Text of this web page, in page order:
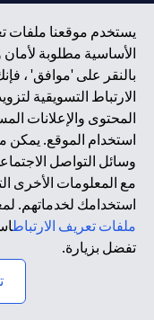
يستخدم موقعنا ملفات
الأساسية مطلوبة
بالنقر على 'موافق' ،
الارتباط التسويقية
المحتوى والإعلانات
استخدام الموقع. يمكن
وسائل التواصل
مع المعلومات الأخرى
استخدامك لخدماتهم.
ملفات تعريف الارتباط
تفضل بزيارة.
سيتي بنك إن. إيه.
الإمارات في دبي، و
فرع سيتي بنك إن إيه -
الإمارات العربية
سيتي بنك إن إيه الإمارات
الاستشارات المالية
حقوق الطبع والنشر محفوظة ©2026 سيتي